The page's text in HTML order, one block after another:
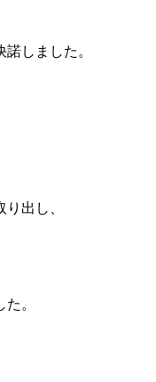
しました。
出し、
。